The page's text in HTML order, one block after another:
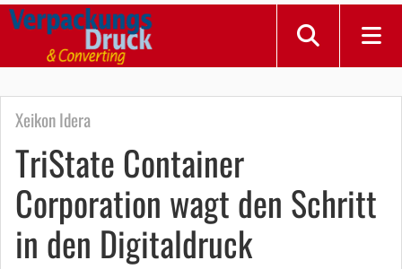
Xeikon Idera
TriState Container
Corporation wagt den Schritt
in den Digitaldruck